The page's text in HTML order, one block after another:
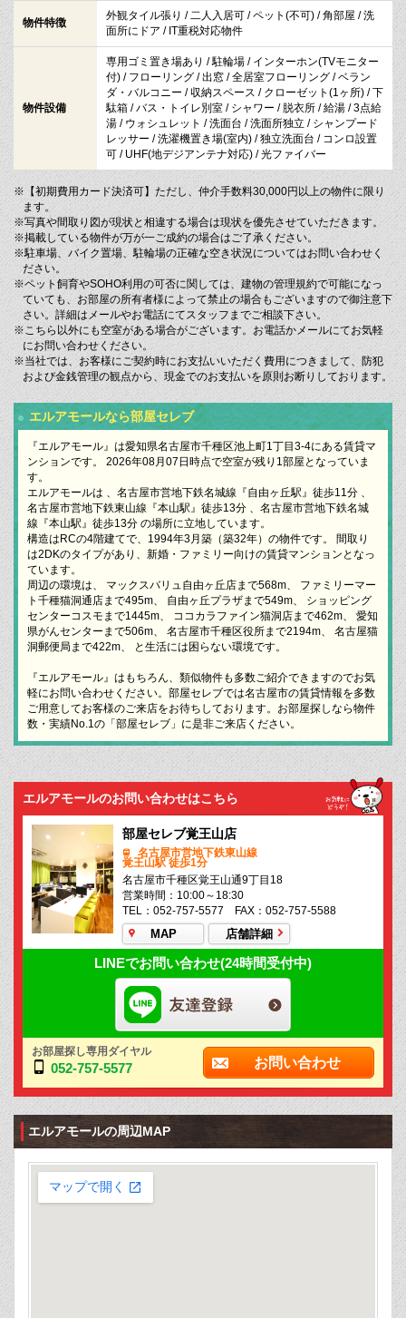
物件特徴
外観タイル張り / 二人入居可 / ペット(不可) / 角部屋 / 洗
面所にドア / IT重税対応物件
物件設備
専用ゴミ置き場あり / 駐輪場 / インターホン(TVモニター
付) / フローリング / 出窓 / 全居室フローリング / ベラン
ダ・バルコニー / 収納スペース / クローゼット(1ヶ所) / 下
駄箱 / バス・トイレ別室 / シャワー / 脱衣所 / 給湯 / 3点給
湯 / ウォシュレット / 洗面台 / 洗面所独立 / シャンプード
レッサー / 洗濯機置き場(室内) / 独立洗面台 / コンロ設置
可 / UHF(地デジアンテナ対応) / 光ファイバー
※【初期費用カード決済可】ただし、仲介手数料30,000円以上の物件に限り
ます。
※写真や間取り図が現状と相違する場合は現状を優先させていただきます。
※掲載している物件が万が一ご成約の場合はご了承ください。
※駐車場、バイク置場、駐輪場の正確な空き状況についてはお問い合わせく
ださい。
※ペット飼育やSOHO利用の可否に関しては、建物の管理規約で可能になっ
ていても、お部屋の所有者様によって禁止の場合もございますので御注意下
さい。詳細はメールやお電話にてスタッフまでご相談下さい。
※こちら以外にも空室がある場合がございます。お電話かメールにてお気軽
にお問い合わせください。
※当社では、お客様にご契約時にお支払いいただく費用につきまして、防犯
および金銭管理の観点から、現金でのお支払いを原則お断りしております。
エルアモールなら部屋セレブ
『エルアモール』は愛知県名古屋市千種区池上町1丁目3-4にある賃貸マ
ンションです。 2026年08月07日時点で空室が残り1部屋となっていま
す。
エルアモールは 、名古屋市営地下鉄名城線『自由ヶ丘駅』徒歩11分 、
名古屋市営地下鉄東山線『本山駅』徒歩13分 、名古屋市営地下鉄名城
線『本山駅』徒歩13分 の場所に立地しています。
構造はRCの4階建てで、1994年3月築（築32年）の物件です。 間取り
は2DKのタイプがあり、新婚・ファミリー向けの賃貸マンションとなっ
ています。
周辺の環境は、 マックスバリュ自由ヶ丘店まで568m、 ファミリーマー
ト千種猫洞通店まで495m、 自由ヶ丘プラザまで549m、 ショッピング
センターコスモまで1445m、 ココカラファイン猫洞店まで462m、 愛知
県がんセンターまで506m、 名古屋市千種区役所まで2194m、 名古屋猫
洞郵便局まで422m、 と生活には困らない環境です。
『エルアモール』はもちろん、類似物件も多数ご紹介できますのでお気
軽にお問い合わせください。部屋セレブでは名古屋市の賃貸情報を多数
ご用意してお客様のご来店をお待ちしております。お部屋探しなら物件
数・実績No.1の「部屋セレブ」に是非ご来店ください。
エルアモールのお問い合わせはこちら
部屋セレブ覚王山店
名古屋市営地下鉄東山線
覚王山駅 徒歩1分
名古屋市千種区覚王山通9丁目18
営業時間：10:00～18:30
TEL：052-757-5577 FAX：052-757-5588
MAP 店舗詳細
LINEでお問い合わせ(24時間受付中)
お部屋探し専用ダイヤル
052-757-5577 お問い合わせ
エルアモールの周辺MAP